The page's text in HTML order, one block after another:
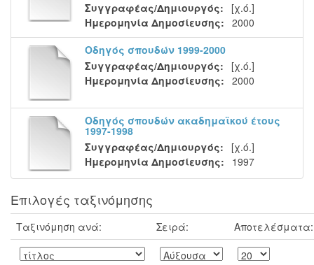
Συγγραφέας/Δημιουργός:
[χ.ό.]
Ημερομηνία Δημοσίευσης: 2000
Οδηγός σπουδών 1999-2000
Συγγραφέας/Δημιουργός:
[χ.ό.]
Ημερομηνία Δημοσίευσης: 2000
Οδηγός σπουδών ακαδημαϊκού έτους
1997-1998
Συγγραφέας/Δημιουργός:
[χ.ό.]
Ημερομηνία Δημοσίευσης:
1997
Επιλογές ταξινόμησης
Ταξινόμηση ανά: Σειρά: Αποτελέσματα: